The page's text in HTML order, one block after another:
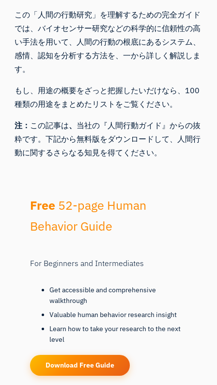
この「人間の行動研究」を理解するための完全ガイド
では、バイオセンサー研究などの科学的に信頼性の高
い手法を用いて、人間の行動の根底にあるシステム、
感情、認知を分析する方法を、一から詳しく解説しま
す。
もし、用途の概要をざっと把握したいだけなら、 100
種類の用途を まとめた リスト をご覧ください。
注： この記事は、 当社の『人間行動ガイド』からの抜
粋です。下記から無料版をダウンロードして、人間行
動に関するさらなる知見を得てください。
Free 52-page Human
Behavior Guide
For Beginners and Intermediates
Get accessible and comprehensive
walkthrough
Valuable human behavior research insight
Learn how to take your research to the next
level
Download Free Guide